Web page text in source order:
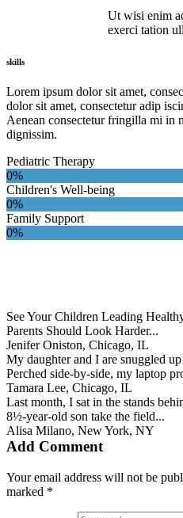
Ut wisi enim
exerci tation
skills
Lorem ipsum dolor sit amet,
dolor sit amet, consectetur adip
Aenean consectetur fringilla mi in
dignissim.
Pediatric Therapy
0%
Children's Well-being
0%
Family Support
0%
See Your Children Leading
Parents Should Look Harder...
Jenifer Oniston, Chicago, IL
My daughter and I are snuggled
Perched side-by-side, my laptop
Tamara Lee, Chicago, IL
Last month, I sat in the stands
8½-year-old son take the field...
Alisa Milano, New York, NY
Add Comment
Your email address will not be
marked *